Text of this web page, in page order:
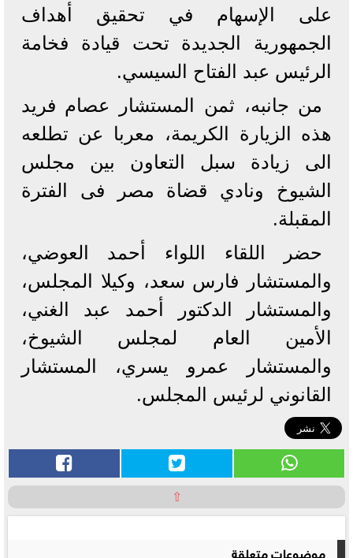
على الإسهام في تحقيق أهداف
الجمهورية الجديدة تحت قيادة فخامة
الرئيس عبد الفتاح السيسي.
من جانبه، ثمن المستشار عصام فريد
هذه الزيارة الكريمة، معربا عن تطلعه
الى زيادة سبل التعاون بين مجلس
الشيوخ ونادي قضاة مصر فى الفترة
المقبلة.
حضر اللقاء اللواء أحمد العوضي،
والمستشار فارس سعد، وكيلا المجلس،
والمستشار الدكتور أحمد عبد الغني،
الأمين العام لمجلس الشيوخ،
والمستشار عمرو يسري، المستشار
القانوني لرئيس المجلس.
⇧
موضوعات متعلقة